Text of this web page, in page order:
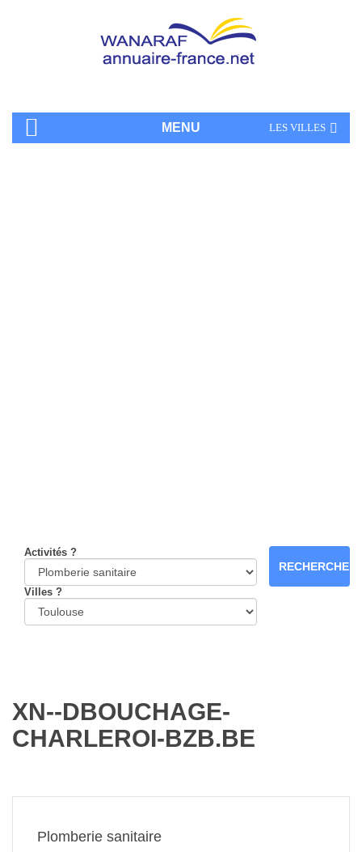
MENU LES VILLES
Activités ?
Villes ?
XN--DBOUCHAGE-
CHARLEROI-BZB.BE
Plomberie sanitaire